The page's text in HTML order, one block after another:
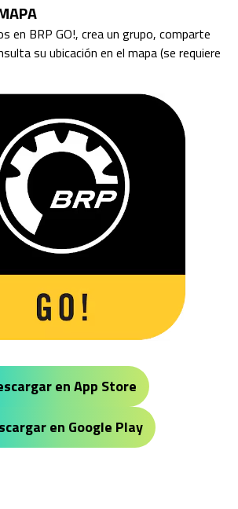
en BRP GO!, crea un grupo, comparte
su ubicación en el mapa (se requiere
en App Store
en Google Play